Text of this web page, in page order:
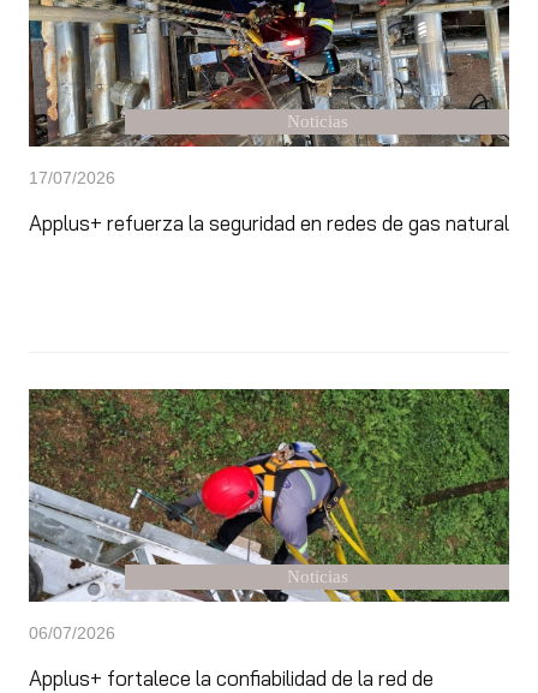
Noticias
17/07/2026
Applus+ refuerza la seguridad en redes de gas natural
Noticias
06/07/2026
Applus+ fortalece la confiabilidad de la red de